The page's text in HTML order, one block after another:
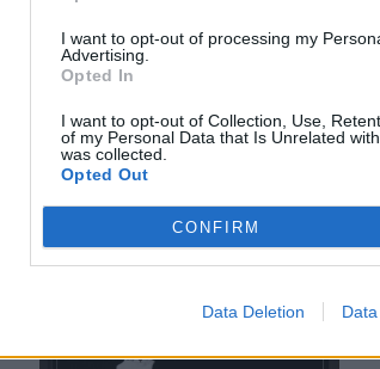
I want to opt-out of processing my
Advertising.
Opted In
I want to opt-out of Collection, Use,
of my Personal Data that Is Unrelated
was collected.
Opted Out
CONFIRM
Data Deletion